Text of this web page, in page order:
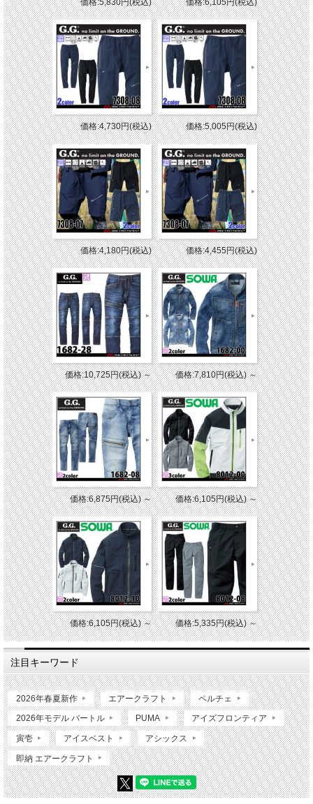
価格:5,830円(税込) 価格:6,105円(税込)
価格:4,730円(税込) 価格:5,005円(税込)
価格:4,180円(税込) 価格:4,455円(税込)
価格:10,725円(税込)～ 価格:7,810円(税込)～
価格:6,875円(税込)～ 価格:6,105円(税込)～
価格:6,105円(税込)～ 価格:5,335円(税込)～
注目キーワード
2026年春夏新作 エアークラフト ペルチェ
2026年モデル バートル PUMA アイズフロンティア
寅壱 アイスベスト アシックス
即納 エアークラフト